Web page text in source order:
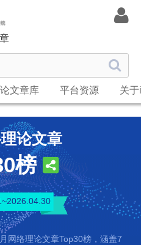
文章库 平台资源 关
论文章
榜
网络理论文章Top30榜，涵盖7